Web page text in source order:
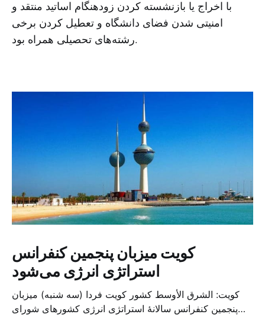
با اخراج یا بازنشسته کردن زودهنگام اساتید منتقد و
امنیتی شدن فضای دانشگاه و تعطیل کردن برخی
رشته‌های تحصیلی همراه بود.
کویت میزبان پنجمین کنفرانس
استراتژی انرژی می‌شود
کویت: الشرق الأوسط کشور کویت فردا (سه شنبه) میزبان
پنجمین کنفرانس سالانهٔ استراتژی انرژی کشورهای شورای